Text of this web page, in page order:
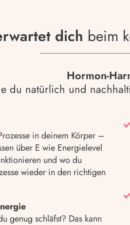
dich beim
Hormon-
du natürlich und
in deinem Körper –
über E wie Energielevel
und wo du
wieder in den richtigen
genug schläfst? Das kann